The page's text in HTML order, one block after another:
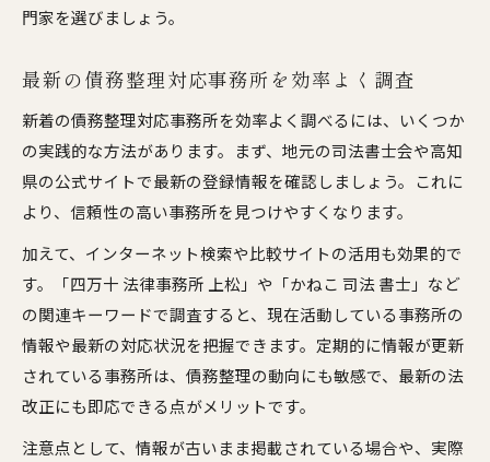
門家を選びましょう。
最新の債務整理対応事務所を効率よく調査
新着の債務整理対応事務所を効率よく調べるには、いくつか
の実践的な方法があります。まず、地元の司法書士会や高知
県の公式サイトで最新の登録情報を確認しましょう。これに
より、信頼性の高い事務所を見つけやすくなります。
加えて、インターネット検索や比較サイトの活用も効果的で
す。「四万十 法律事務所 上松」や「かねこ 司法 書士」など
の関連キーワードで調査すると、現在活動している事務所の
情報や最新の対応状況を把握できます。定期的に情報が更新
されている事務所は、債務整理の動向にも敏感で、最新の法
改正にも即応できる点がメリットです。
注意点として、情報が古いまま掲載されている場合や、実際